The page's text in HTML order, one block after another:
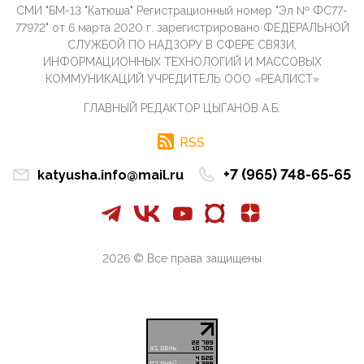
09:40, 10 Апреля 2026
Честно говоря, ситуация с продвижением через
российские крупнейшие СМИ персоны Эррола
Маска (отца Ил...
Те, кто стоят за массовым завозом в Россию
Благодаря знакомым, стали известны подробности
захватил "малое небо" на украинском ТВД.
В Национальной системе платежных карт (НСПК)
заботливо уточниили, что ИНН при переводах по
СМИ "БМ-13 "Катюша" Регистрационный номер "Эл № ФС77-
77972" от 6 марта 2020 г. зарегистрировано ФЕДЕРАЛЬНОЙ
СЛУЖБОЙ ПО НАДЗОРУ В СФЕРЕ СВЯЗИ,
ИНФОРМАЦИОННЫХ ТЕХНОЛОГИЙ И МАССОВЫХ
КОММУНИКАЦИЙ УЧРЕДИТЕЛЬ ООО «РЕАЛИСТ»
ГЛАВНЫЙ РЕДАКТОР ЦЫГАНОВ А.Б.
RSS
katyusha.info@mail.ru +7 (965) 748-65-65
2026 © Все права защищены